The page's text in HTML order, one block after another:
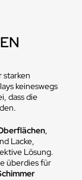
starken
keineswegs
dass die
,
Lacke,
Lösung.
überdies für